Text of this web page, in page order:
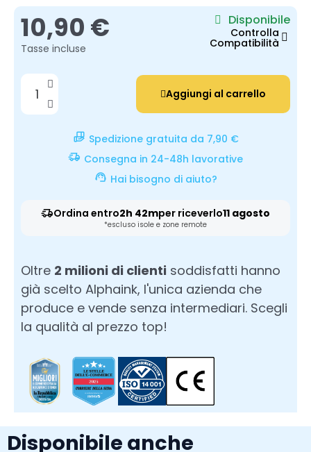
10,90 €
Tasse incluse
Disponibile
Controlla
Compatibilità
Aggiungi al carrello
Spedizione gratuita da 7,90 €
Consegna in 24-48h lavorative
Hai bisogno di aiuto?
Ordina entro2h 42mper riceverlo11 agosto
*escluso isole e zone remote
Oltre 2 milioni di clienti soddisfatti hanno
già scelto Alphaink, l'unica azienda che
produce e vende senza intermediari. Scegli
la qualità al prezzo top!
Disponibile anche